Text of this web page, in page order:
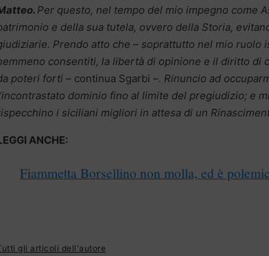
Per questo, nel tempo del mio impegno come
e della sua tutela, ovvero della Storia,
Prendo atto che – soprattutto nel mio
consentiti, la libertà di opinione e il diritto di
poteri forti – continua Sgarbi –. Rinuncio ad
dominio fino al limite del pregiudizio; e
i siciliani migliori in attesa di un
ANCHE:
Fiammetta Borsellino non molla, ed è
gli articoli dell'autore